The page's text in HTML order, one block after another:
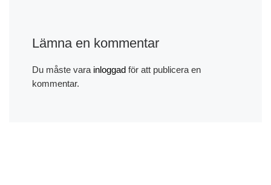
Lämna en kommentar
Du måste vara inloggadför att publicera en
kommentar.